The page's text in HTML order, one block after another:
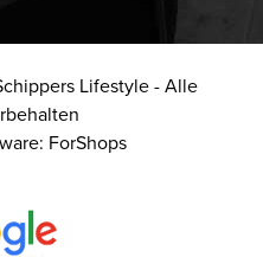
Lifestyle - Alle
ForShops